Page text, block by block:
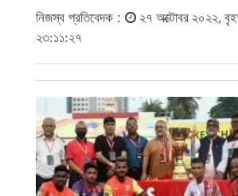
নিজস্ব প্রতিবেদক :
২৭ অক্টোবর ২০২২,
২৩:১১:২৭